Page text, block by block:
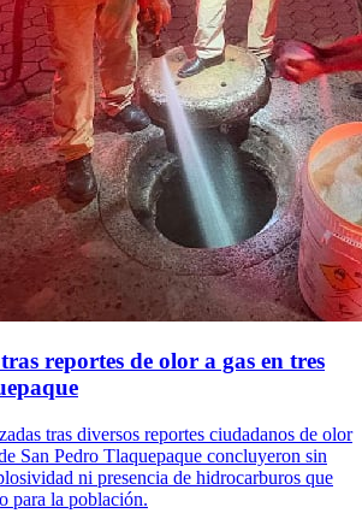
reportes de olor a gas en tres
tras diversos reportes ciudadanos de olor
San Pedro Tlaquepaque concluyeron sin
ni presencia de hidrocarburos que
para la población.